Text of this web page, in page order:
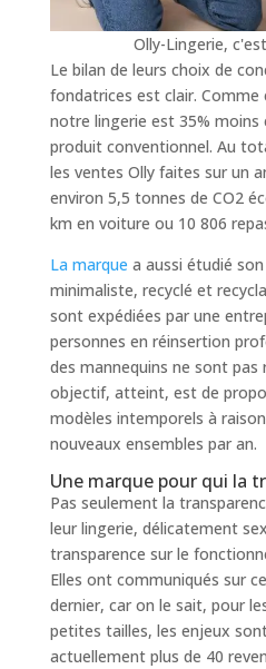
Olly-Lingerie, c'est
Le bilan de leurs choix de
fondatrices est clair. Comme
notre lingerie est 35% moins
produit conventionnel. Au
les ventes Olly faites sur un
environ 5,5 tonnes de CO2
km en voiture ou 10 806
La marque a aussi étudié
minimaliste, recyclé et
sont expédiées par une
personnes en réinsertion
des mannequins ne sont pas
objectif, atteint, est de
modèles intemporels à
nouveaux ensembles par an.
Une marque pour qui la
Pas seulement la
leur lingerie, délicatement
transparence sur le
Elles ont communiqués sur
dernier, car on le sait, pour
petites tailles, les enjeux
actuellement plus de 40